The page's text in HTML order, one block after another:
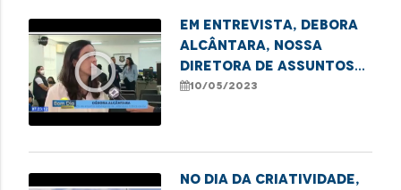
play_circle_outline
Em entrevista, Debora
Alcântara, nossa
Diretora de Assuntos
Institucionais e
Cidadania Transgênero
10/05/2023
No Dia da Criatividade,